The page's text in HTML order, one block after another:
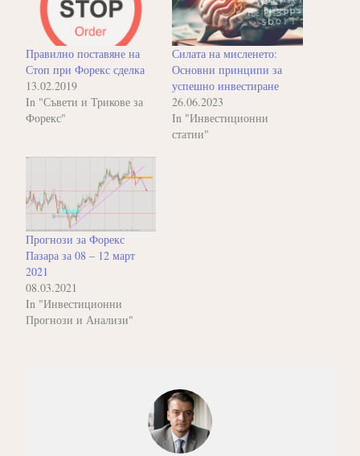
Правилно поставяне на
Стоп при Форекс сделка
13.02.2019
In "Съвети и Трикове за
Форекс"
Силата на мисленето:
Основни принципи за
успешно инвестиране
26.06.2023
In "Инвестиционни
статии"
Прогнози за Форекс
Пазара за 08 – 12 март
2021
08.03.2021
In "Инвестиционни
Прогнози и Анализи"